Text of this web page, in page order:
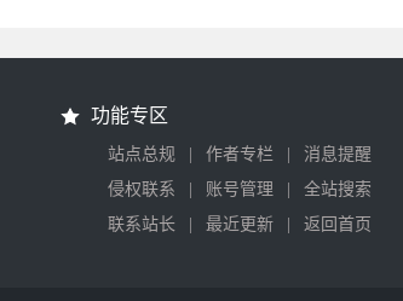
功能专区
站点总规 | 作者专栏 |
消息提醒
侵权联系
| 账号管理 |
全站搜索
联系站长
| 最近更新 | 返回首页